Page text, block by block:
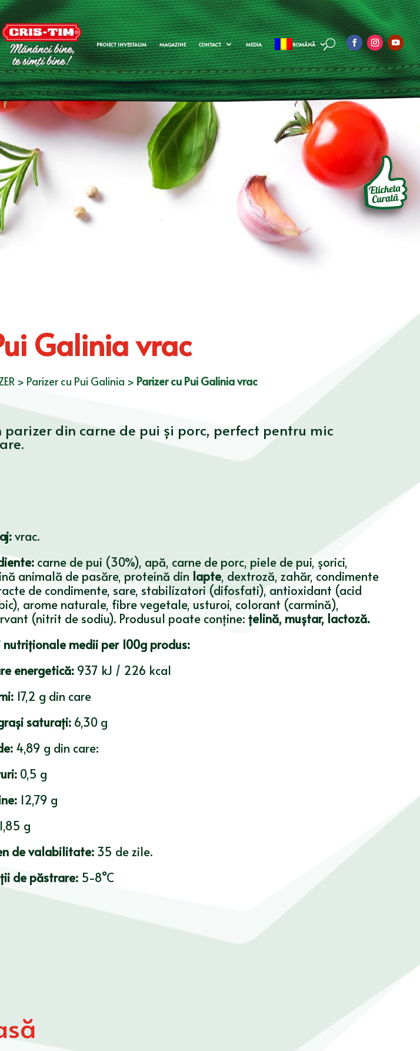
PROIECT INVESTALIM MAGAZINE CONTACT MEDIA ROMÂNĂ
Galinia vrac
> Parizer cu Pui Galinia > Parizer cu Pui Galinia vrac
din carne de pui și porc, perfect pentru mic
vrac.
carne de pui (30%), apă, carne de porc, piele de pui, șorici,
animală de pasăre, proteină din lapte, dextroză, zahăr, condimente
de condimente, sare, stabilizatori (difosfati), antioxidant (acid
arome naturale, fibre vegetale, usturoi, colorant (carmină),
(nitrit de sodiu). Produsul poate conține: țelină, muștar, lactoză.
medii per 100g produs:
energetică:937 kJ / 226 kcal
17,2 g din care
saturați:6,30 g
4,89 g din care:
0,5 g
12,79 g
g
de valabilitate: 35 de zile.
de păstrare: 5-8°C